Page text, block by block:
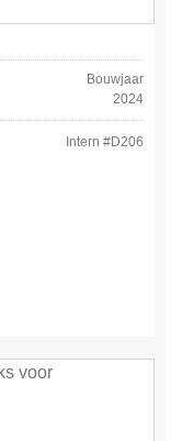
Bouwjaar
2024
Intern #D206